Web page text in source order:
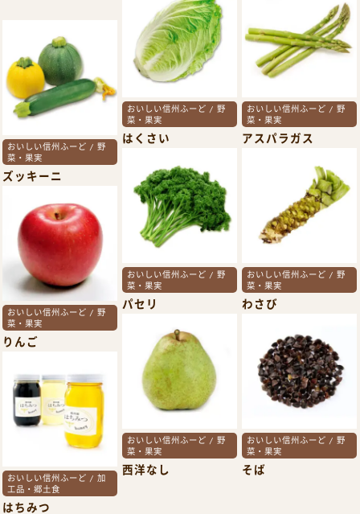
おいしい信州ふーど / 野
菜・果実
はくさい
おいしい信州ふーど / 野
菜・果実
アスパラガス
おいしい信州ふーど / 野
菜・果実
ズッキーニ
おいしい信州ふーど / 野
菜・果実
パセリ
おいしい信州ふーど / 野
菜・果実
わさび
おいしい信州ふーど / 野
菜・果実
りんご
おいしい信州ふーど / 野
菜・果実
西洋なし
おいしい信州ふーど / 野
菜・果実
そば
おいしい信州ふーど / 加
工品・郷土食
はちみつ